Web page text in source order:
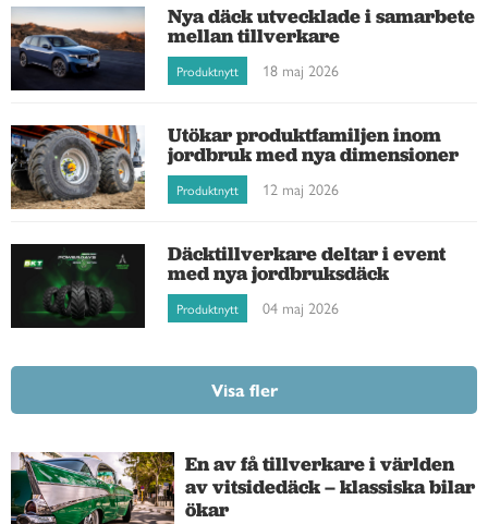
Nya däck utvecklade i samarbete
mellan tillverkare
Produktnytt 18 maj 2026
Utökar produktfamiljen inom
jordbruk med nya dimensioner
Produktnytt 12 maj 2026
Däcktillverkare deltar i event
med nya jordbruksdäck
Produktnytt 04 maj 2026
Visa fler
En av få tillverkare i världen
av vitsidedäck – klassiska bilar
ökar